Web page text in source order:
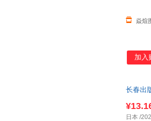
焱煊
加入
长春出
日本 /